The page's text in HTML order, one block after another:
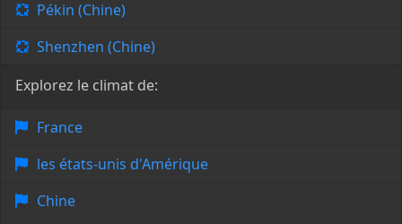
Pékin (Chine)
Shenzhen (Chine)
Explorez le climat de:
France
les états-unis d'Amérique
Chine